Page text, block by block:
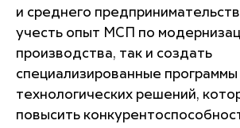
и среднего
учесть опыт МСП по
производства, так и создать
специализированные
технологических решений,
повысить